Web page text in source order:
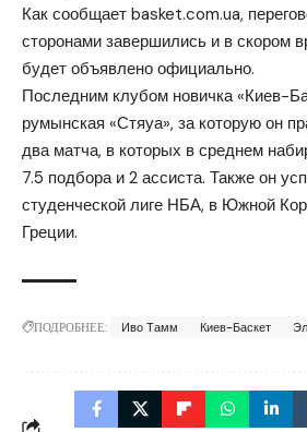
Как сообщает basket.com.ua,
сторонами завершились и в скором
будет объявлено официально.
Последним клубом новичка «Киев-
румынская «Стяуа», за которую он
два матча, в которых в среднем
7.5 подбора и 2 ассиста. Также он
студенческой лиге НБА, в Южной
Греции.
ПОДРОБНЕЕ: Иво Тамм Киев-Баскет